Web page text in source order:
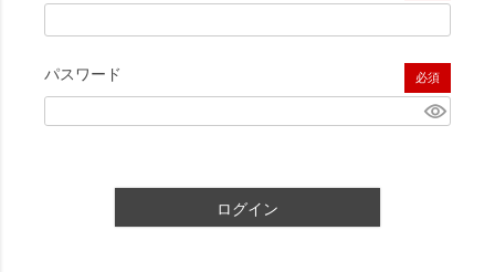
(必須)
パスワード
(必須)
ログイン